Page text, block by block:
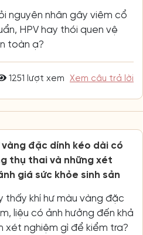
nguyên nhân gây viêm cổ
HPV hay thói quen vệ
toàn ạ?
1251 lượt xem Xem câu trả lời
vàng đặc dính kéo dài có
thụ thai và những xét
giá sức khỏe sinh sản
thấy khí hư màu vàng đặc
liệu có ảnh hưởng đến khả
xét nghiệm gì để kiểm tra?